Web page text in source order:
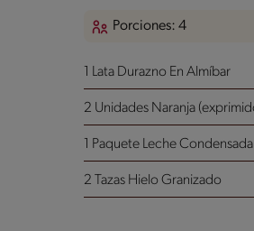
Porciones: 4
1 Lata Durazno En Almíbar
2 Unidades Naranja
1 Paquete Leche
2 Tazas Hielo Granizado